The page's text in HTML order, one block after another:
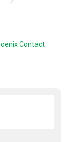
DC, tip: REL-IR-
Contact